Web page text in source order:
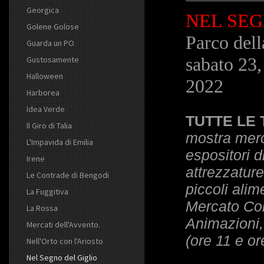
Georgica
Golene Golose
Guarda un PO
Gustosamente
Halloween
Harborea
Idea Verde
Il Giro di Talia
L'Impavida di Emilia
Irene
Le Contrade di Bengodi
La Fuggitiva
La Rossa
Mercati dell'Avvento.
Nell'Orto con l'Ariosto
Nel Segno del Giglio
NEL
Parco
sabato
2022
TUTTE LE
mostra
espositori
piccoli
Mercato
(ore 11 e